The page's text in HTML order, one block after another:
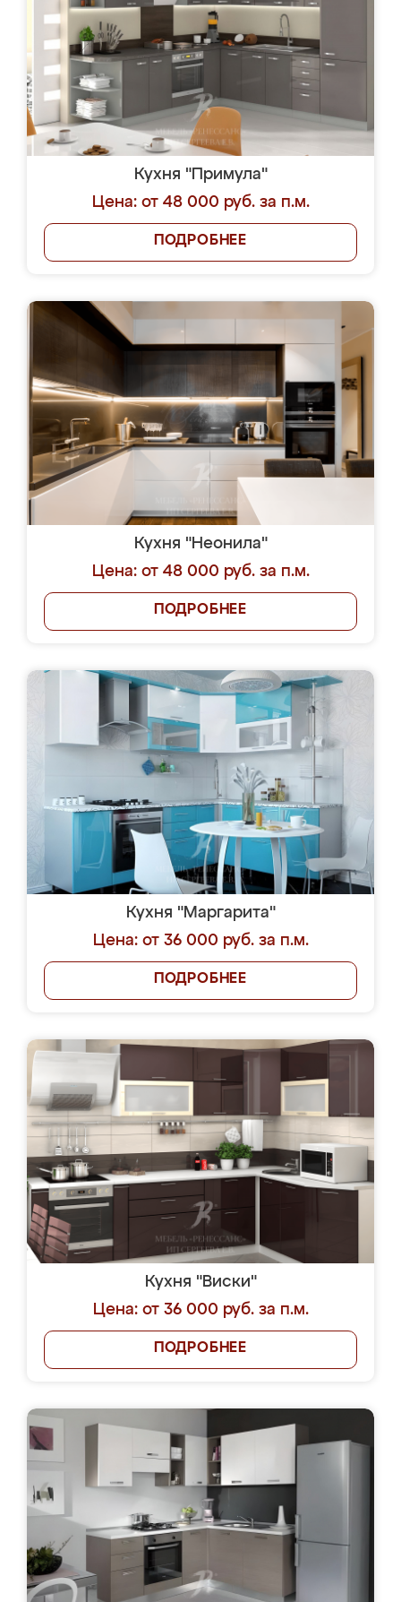
Кухня "Примула"
Цена: от 48 000 руб. за п.м.
ПОДРОБНЕЕ
Кухня "Неонила"
Цена: от 48 000 руб. за п.м.
ПОДРОБНЕЕ
Кухня "Маргарита"
Цена: от 36 000 руб. за п.м.
ПОДРОБНЕЕ
Кухня "Виски"
Цена: от 36 000 руб. за п.м.
ПОДРОБНЕЕ